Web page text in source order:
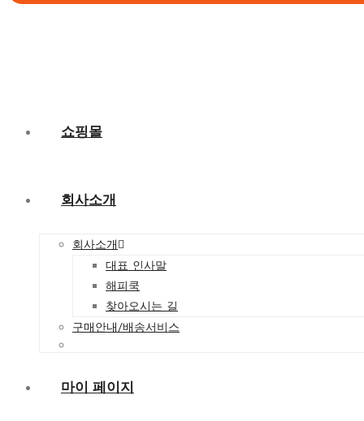
쇼핑몰
회사소개
회사소개
대표 인사말
해피쿡
찾아오시는 길
구매안내/배송서비스
마이 페이지